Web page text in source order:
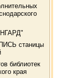
станицы
библиотек
края